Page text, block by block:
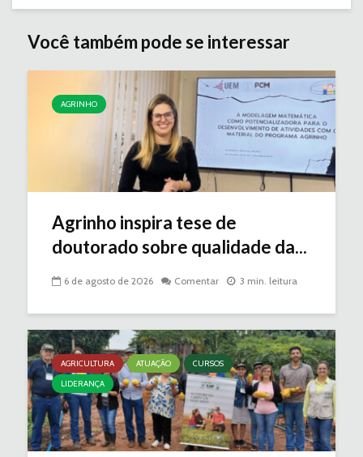
Você também pode se interessar
AGRINHO
Agrinho inspira tese de
doutorado sobre qualidade da...
6 de agosto de 2026 Comentar 3 min. leitura
AGRICULTURA ATUAÇÃO
CURSOS
LIDERANÇA